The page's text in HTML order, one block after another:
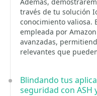
través de tu solución
conocimiento valiosa.
empleada por
avanzadas,
relevantes que
Blindando tus
seguridad con ASH